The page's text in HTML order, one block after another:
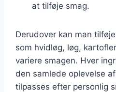
at tilføje smag.
Derudover kan man
som hvidløg, løg,
variere smagen. Hver
den samlede oplevelse
tilpasses efter personlig